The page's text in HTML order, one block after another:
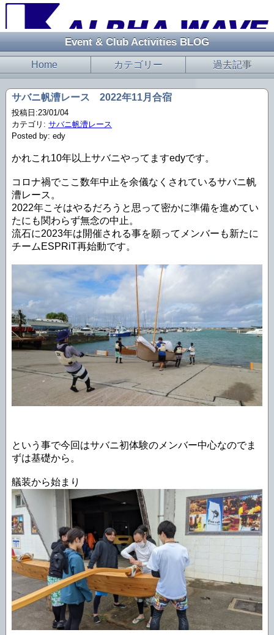
Event & Club Activities BLOG
Home カテゴリー 過去記事
サバニ帆漕レース 2022年11月合宿
投稿日:23/01/04
カテゴリ: サバニ帆漕レース
Posted by: edy
かれこれ10年以上サバニやってますedyです。
コロナ禍でここ数年中止を余儀なくされているサバニ帆
漕レース。
2022年こそはやるだろうと思って密かに準備を進めてい
たにも関わらず無念の中止。
流石に2023年は開催される事を願ってメンバーも新たに
チームESPRiT再始動です。
という事で今回はサバニ初体験のメンバー中心なのでま
ずは基礎から。
艤装から始まり